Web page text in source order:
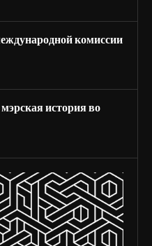
комиссии
история во